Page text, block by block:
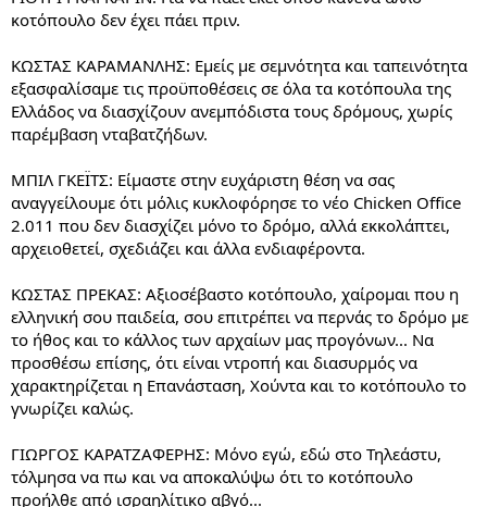
κοτόπουλο δεν έχει πάει πριν.
ΚΩΣΤΑΣ ΚΑΡΑΜΑΝΛΗΣ: Εμείς με σεμνότητα και ταπεινότητα
εξασφαλίσαμε τις προϋποθέσεις σε όλα τα κοτόπουλα της
Ελλάδος να διασχίζουν ανεμπόδιστα τους δρόμους, χωρίς
παρέμβαση νταβατζήδων.
ΜΠΙΛ ΓΚΕΪΤΣ: Είμαστε στην ευχάριστη θέση να σας
αναγγείλουμε ότι μόλις κυκλοφόρησε το νέο Chicken Office
2.011 που δεν διασχίζει μόνο το δρόμο, αλλά εκκολάπτει,
αρχειοθετεί, σχεδιάζει και άλλα ενδιαφέροντα.
ΚΩΣΤΑΣ ΠΡΕΚΑΣ: Αξιοσέβαστο κοτόπουλο, χαίρομαι που η
ελληνική σου παιδεία, σου επιτρέπει να περνάς το δρόμο με
το ήθος και το κάλλος των αρχαίων μας προγόνων... Να
προσθέσω επίσης, ότι είναι ντροπή και διασυρμός να
χαρακτηρίζεται η Επανάσταση, Χούντα και το κοτόπουλο το
γνωρίζει καλώς.
ΓΙΩΡΓΟΣ ΚΑΡΑΤΖΑΦΕΡΗΣ: Μόνο εγώ, εδώ στο Τηλεάστυ,
τόλμησα να πω και να αποκαλύψω ότι το κοτόπουλο
προήλθε από ισραηλίτικο αβγό...